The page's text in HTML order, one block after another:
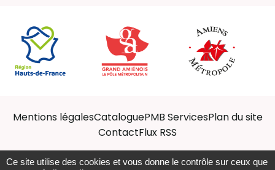
Mentions légalesCataloguePMB ServicesPlan du site
ContactFlux RSS
Ce site utilise des cookies et vous donne le contrôle sur ceux que